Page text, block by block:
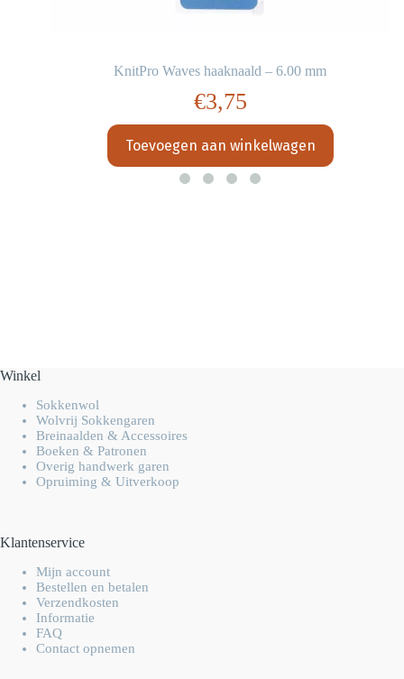
KnitPro Waves haaknaald – 6.00 mm
€3,75
Toevoegen aan winkelwagen
Winkel
Sokkenwol
Wolvrij Sokkengaren
Breinaalden & Accessoires
Boeken & Patronen
Overig handwerk garen
Opruiming & Uitverkoop
Klantenservice
Mijn account
Bestellen en betalen
Verzendkosten
Informatie
FAQ
Contact opnemen